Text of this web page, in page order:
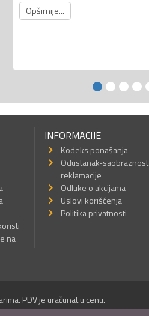
Opširnije...
na
INFORMACIJE
Kodeks ponašanja
Odustanak-
reklamacije
Odluke o akcijama
Uslovi korišćenja
Politika privatnosti
PDV je uračunat u cenu.
prava su zadržana.